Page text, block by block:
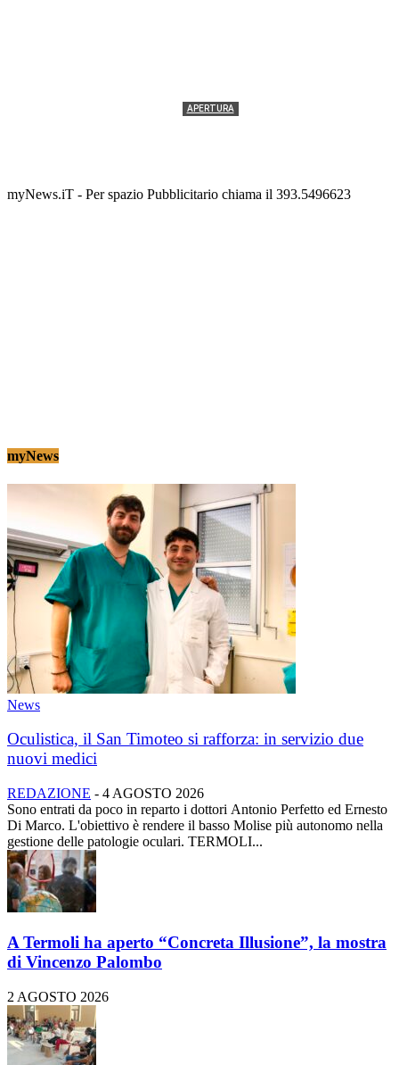
APERTURA
myNews.iT - Per spazio Pubblicitario chiama il 393.5496623
myNews
News
Oculistica, il San Timoteo si rafforza: in servizio due
nuovi medici
REDAZIONE - 4 AGOSTO 2026
Sono entrati da poco in reparto i dottori Antonio Perfetto ed Ernesto
Di Marco. L'obiettivo è rendere il basso Molise più autonomo nella
gestione delle patologie oculari. TERMOLI...
A Termoli ha aperto “Concreta Illusione”, la mostra
di Vincenzo Palombo
2 AGOSTO 2026